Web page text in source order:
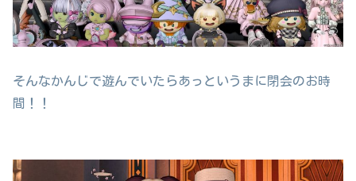
そんなかんじで遊んでいたらあっというまに閉会のお時
間！！